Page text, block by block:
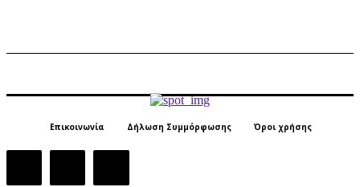
Επικοινωνία Δήλωση Συμμόρφωσης Όροι χρήσης